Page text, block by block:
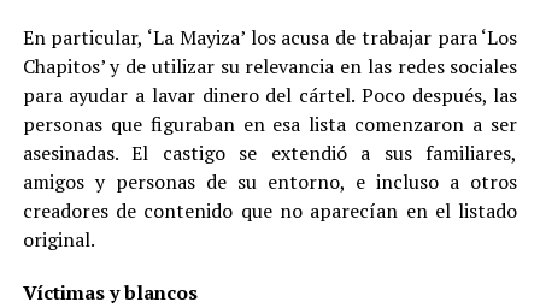
En particular, ‘La Mayiza’ los acusa de trabajar para ‘Los
Chapitos’ y de utilizar su relevancia en las redes sociales
para ayudar a lavar dinero del cártel. Poco después, las
personas que figuraban en esa lista comenzaron a ser
asesinadas. El castigo se extendió a sus familiares,
amigos y personas de su entorno, e incluso a otros
creadores de contenido que no aparecían en el listado
original.
Víctimas y blancos